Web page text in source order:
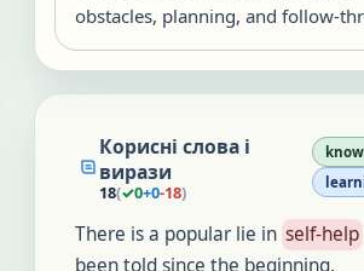
obstacles, planning, and follow-
Корисні слова і
вирази
18(✓0+0-18)
There is a popular lie in self-help
been told since the beginning.